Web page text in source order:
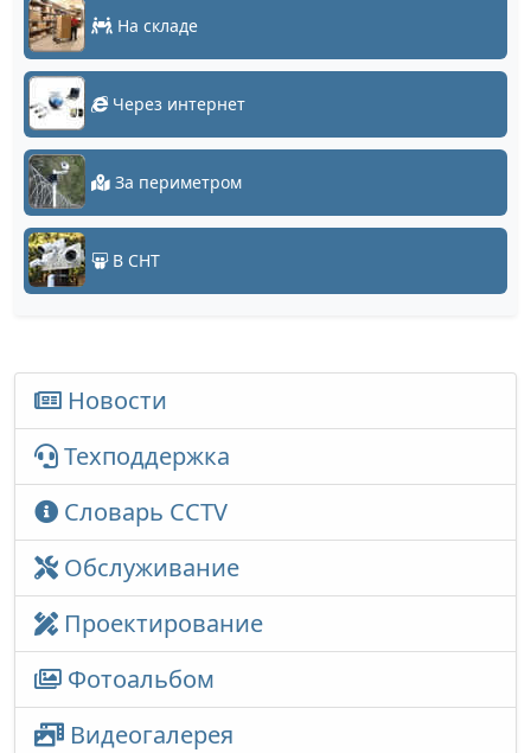
На складе
Через интернет
За периметром
В СНТ
Новости
Техподдержка
Словарь CCTV
Обслуживание
Проектирование
Фотоальбом
Видеогалерея